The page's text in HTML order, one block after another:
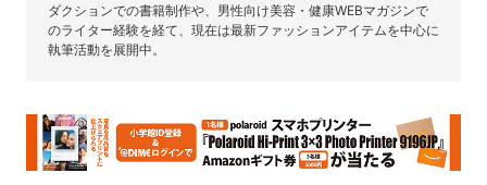
ダクションでの書籍制作や、男性向け美容・健康WEBマガジンで
のライター経験を経て、現在は最新ファッションアイテムを中心に
執筆活動を展開中。